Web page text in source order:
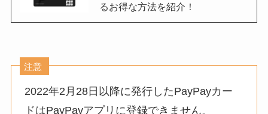
るお得な方法を紹介！
注意
2022年2月28日以降に発行したPayPayカー
ドはPayPayアプリに登録できません。